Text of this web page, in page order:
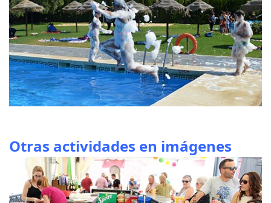
Otras actividades en imágenes